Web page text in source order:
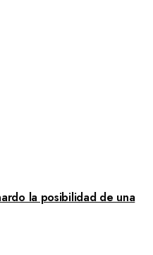
la posibilidad de una